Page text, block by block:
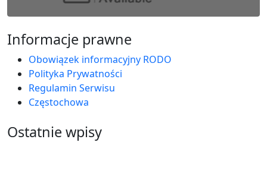
Informacje prawne
Obowiązek informacyjny RODO
Polityka Prywatności
Regulamin Serwisu
Częstochowa
Ostatnie wpisy